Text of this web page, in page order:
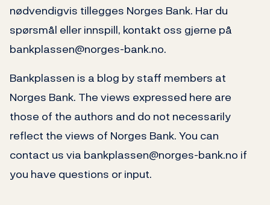
nødvendigvis tillegges Norges Bank. Har du
spørsmål eller innspill, kontakt oss gjerne på
bankplassen@norges-bank.no.
Bankplassen is a blog by staff members at
Norges Bank. The views expressed here are
those of the authors and do not necessarily
reflect the views of Norges Bank. You can
contact us via bankplassen@norges-bank.no if
you have questions or input.